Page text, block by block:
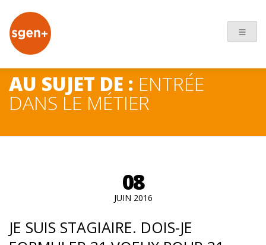
+
AU SUJET DE : ENTRÉE
DANS LE MÉTIER
08
JUIN 2016
JE SUIS STAGIAIRE. DOIS-JE